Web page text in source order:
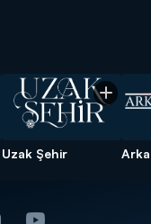
Uzak Şehir